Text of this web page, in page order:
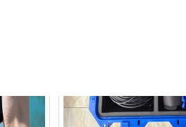
186-6365-3723